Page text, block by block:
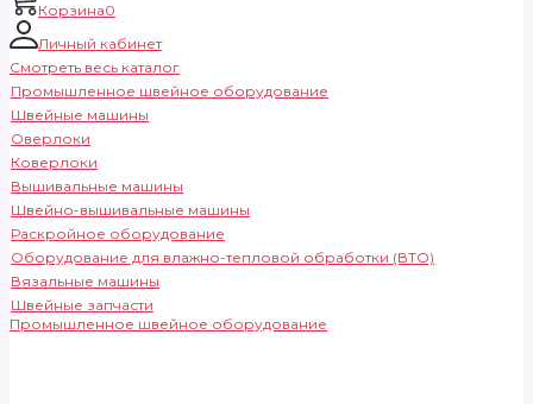
Корзина0
Личный кабинет
Смотреть весь каталог
Промышленное швейное оборудование
Швейные машины
Оверлоки
Коверлоки
Вышивальные машины
Швейно-вышивальные машины
Раскройное оборудование
Оборудование для влажно-тепловой обработки (ВТО)
Вязальные машины
Швейные запчасти
Промышленное швейное оборудование